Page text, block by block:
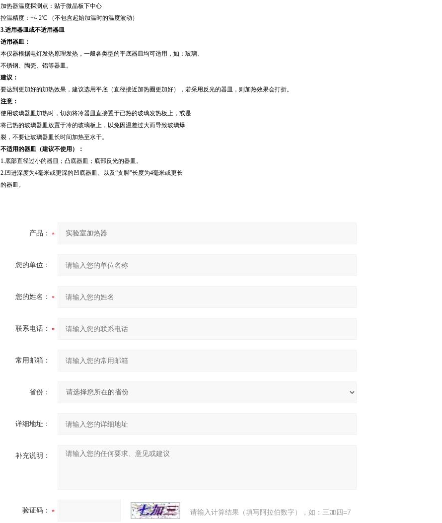
加热器温度探测点：贴于微晶板下中心
控温精度：+/- 2℃ （不包含起始加温时的温度波动）
3.适用器皿或不适用器皿
适用器皿：
本仪器根据电灯发热原理发热，一般各类型的平底器皿均可适用，如：玻璃、
不锈钢、陶瓷、铝等器皿。
建议：
要达到更加好的加热效果，建议选用平底（直径接近加热圈更加好），若采用反光的器皿，则加热效果会打折。
注意：
使用玻璃器皿加热时，切勿将冷器皿直接置于已热的玻璃发热板上，或是
将已热的玻璃器皿放置于冷的玻璃板上，以免因温差过大而导致玻璃爆
裂，不要让玻璃器皿长时间加热至水干。
不适用的器皿（建议不使用）：
1.底部直径过小的器皿；凸底器皿；底部反光的器皿。
2.凹进深度为4毫米或更深的凹底器皿、以及“支脚"长度为4毫米或更长
的器皿。
产品：
您的单位：
您的姓名：
联系电话：
常用邮箱：
省份：
详细地址：
补充说明：
验证码： 请输入计算结果（填写阿拉伯数字），如：三加四=7